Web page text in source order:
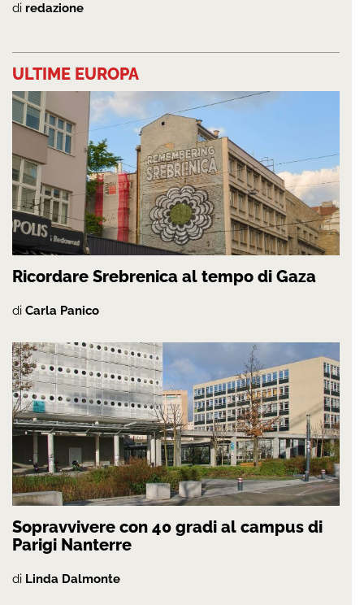
di redazione
ULTIME EUROPA
Ricordare Srebrenica al tempo di Gaza
di Carla Panico
Sopravvivere con 40 gradi al campus di
Parigi Nanterre
di Linda Dalmonte